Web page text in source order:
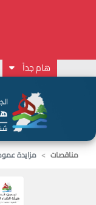
هام جداً
مناقصات
مزايدة